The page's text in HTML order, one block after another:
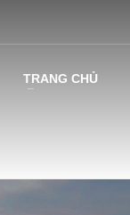
TRANG CHỦ